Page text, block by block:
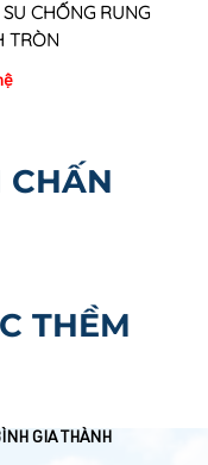
CHẤN
THỀM
GIA THÀNH